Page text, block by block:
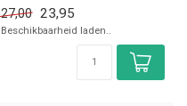
27,00 23,95
Beschikbaarheid laden..